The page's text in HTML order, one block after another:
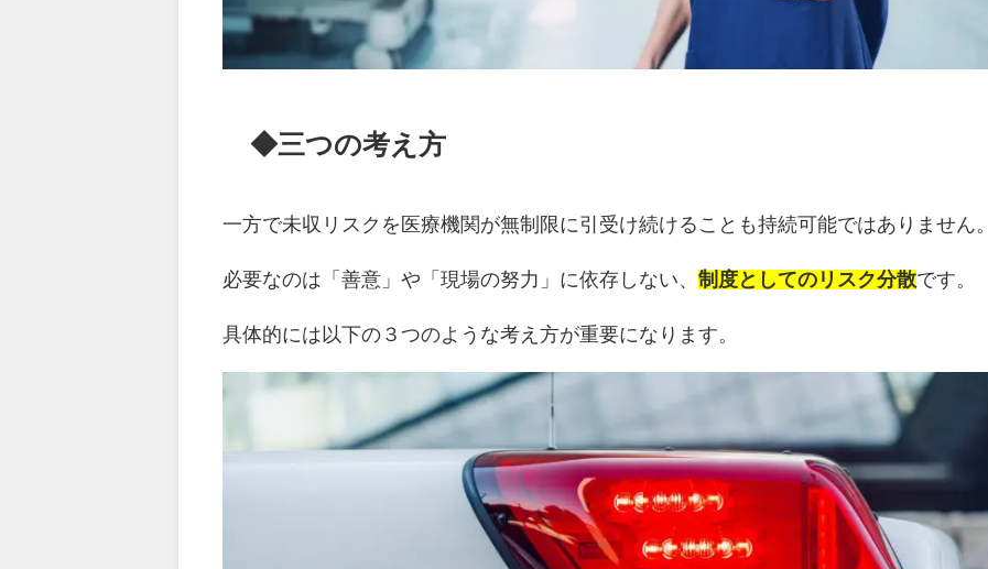
◆三つの考え方
一方で未収リスクを医療機関が無制限に引受け続けることも持続可能ではありません。
必要なのは「善意」や「現場の努力」に依存しない、制度としてのリスク分散です。
具体的には以下の３つのような考え方が重要になります。